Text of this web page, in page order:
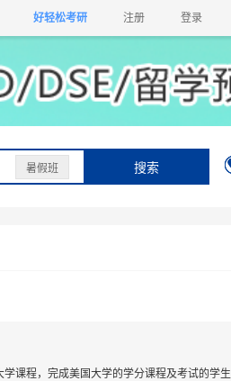
好轻松考研 注册 登录
暑假班 搜索
课程，完成美国大学的学分课程及考试的学生
证码?
密码?
密码?